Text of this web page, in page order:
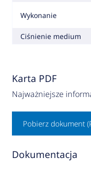
Wykonanie
Ciśnienie medium
Karta PDF
Najważniejsze
Pobierz dokument
Dokumentacja